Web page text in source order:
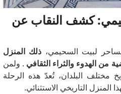
كشف النقاب عن
لبيت السحيمي، ذلك المنزل
من الهدوء والثراء الثقافي . ولمن
البلدان، تُعدّ هذه الرحلة
التاريخي الاستثنائي.